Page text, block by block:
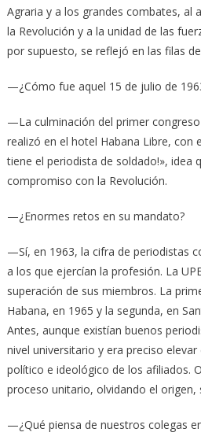
Agraria y a los grandes combates, al
la Revolución y a la unidad de las
por supuesto, se reflejó en las filas
—¿Cómo fue aquel 15 de julio de
—La culminación del primer
realizó en el hotel Habana Libre, con
tiene el periodista de soldado!», idea
compromiso con la Revolución.
—¿Enormes retos en su mandato?
—Sí, en 1963, la cifra de periodistas
a los que ejercían la profesión. La
superación de sus miembros. La
Habana, en 1965 y la segunda, en
Antes, aunque existían buenos
nivel universitario y era preciso
político e ideológico de los afiliados.
proceso unitario, olvidando el origen,
—¿Qué piensa de nuestros colegas